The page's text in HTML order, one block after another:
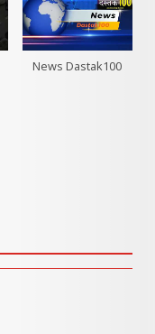
News Dastak100